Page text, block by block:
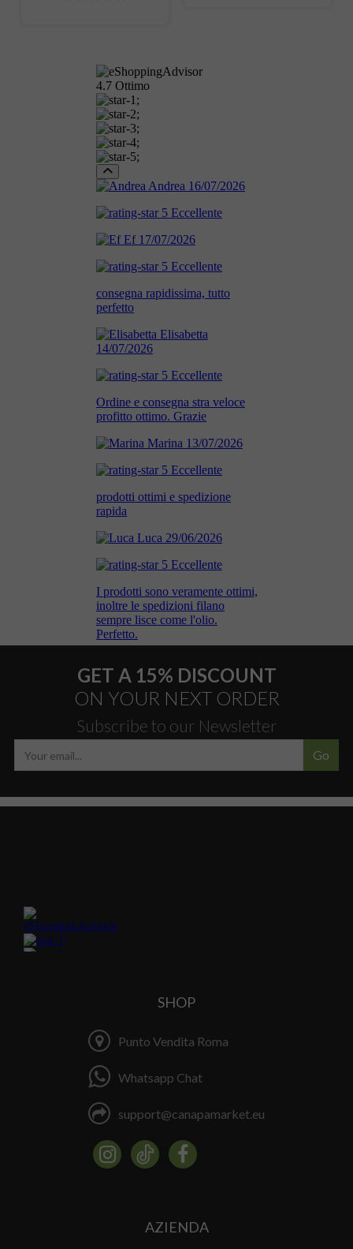
GET A 15% DISCOUNT
ON YOUR NEXT ORDER
Subscribe to our Newsletter
Go
SHOP
Punto Vendita Roma
Whatsapp Chat
support@canapamarket.eu
AZIENDA